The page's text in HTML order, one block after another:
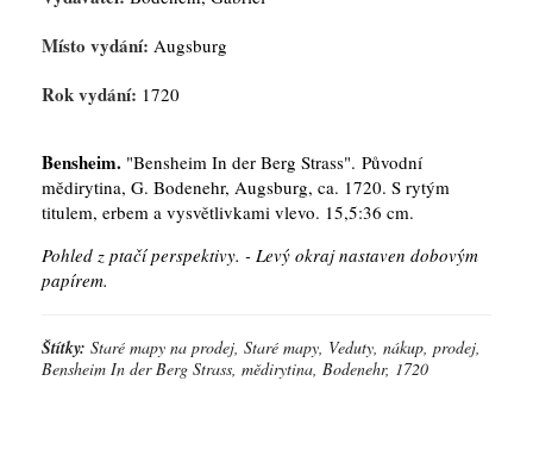
Místo vydání: Augsburg
Rok vydání: 1720
Bensheim. "Bensheim In der Berg Strass". Původní
mědirytina, G. Bodenehr, Augsburg, ca. 1720. S rytým
titulem, erbem a vysvětlivkami vlevo. 15,5:36 cm.
Pohled z ptačí perspektivy. - Levý okraj nastaven dobovým
papírem.
Štítky: Staré mapy na prodej, Staré mapy, Veduty, nákup, prodej,
Bensheim In der Berg Strass, mědirytina, Bodenehr, 1720